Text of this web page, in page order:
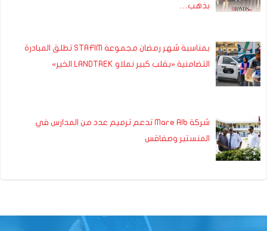
بذهب…
بمناسبة شهر رمضان مجموعة STAFIM تطلق المبادرة
التضامنية «بقلب كبير نملاو LANDTREK الخير»
شركة Mare Alb تدعم ترميم عدد من المدارس في
المنستير وصفاقس